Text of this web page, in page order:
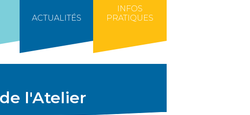
ACTUALITÉS
INFOS
PRATIQUES
l'Atelier